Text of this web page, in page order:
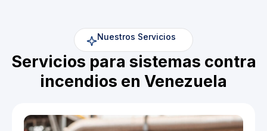
Nuestros Servicios
Servicios para sistemas contra
incendios en Venezuela